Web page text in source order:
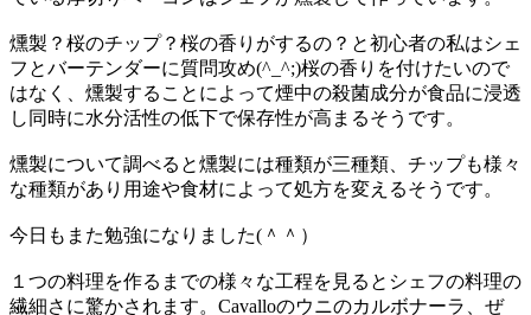
燻製？桜のチップ？桜の香りがするの？と初心者の私はシェ
フとバーテンダーに質問攻め(^_^;)桜の香りを付けたいので
はなく、燻製することによって煙中の殺菌成分が食品に浸透
し同時に水分活性の低下で保存性が高まるそうです。
燻製について調べると燻製には種類が三種類、チップも様々
な種類があり用途や食材によって処方を変えるそうです。
今日もまた勉強になりました(＾＾）
１つの料理を作るまでの様々な工程を見るとシェフの料理の
繊細さに驚かされます。Cavalloのウニのカルボナーラ、ぜ